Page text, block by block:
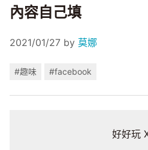
內容自己填
2021/01/27 by 莫娜
#趣味 #facebook
好好玩